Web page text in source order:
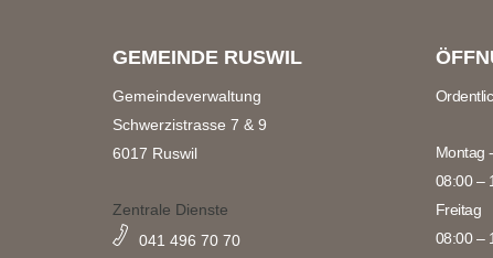
GEMEINDE RUSWIL
Gemeindeverwaltung
Schwerzistrasse 7 & 9
6017 Ruswil
Zentrale Dienste
041 496 70 70
Montag
08:00 –
Freitag
08:00 –